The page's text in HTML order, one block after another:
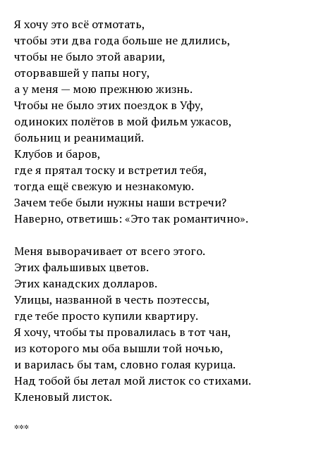
Я хочу это всё отмотать,
чтобы эти два года больше не длились,
чтобы не было этой аварии,
оторвавшей у папы ногу,
а у меня — мою прежнюю жизнь.
Чтобы не было этих поездок в Уфу,
одиноких полётов в мой фильм ужасов,
больниц и реанимаций.
Клубов и баров,
где я прятал тоску и встретил тебя,
тогда ещё свежую и незнакомую.
Зачем тебе были нужны наши встречи?
Наверно, ответишь: «Это так романтично».
Меня выворачивает от всего этого.
Этих фальшивых цветов.
Этих канадских долларов.
Улицы, названной в честь поэтессы,
где тебе просто купили квартиру.
Я хочу, чтобы ты провалилась в тот чан,
из которого мы оба вышли той ночью,
и варилась бы там, словно голая курица.
Над тобой бы летал мой листок со стихами.
Кленовый листок.
***